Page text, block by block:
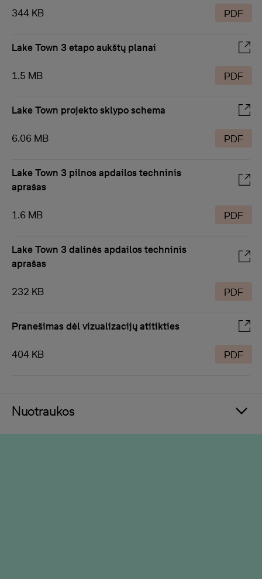
344 KB PDF
Lake Town 3 etapo aukštų planai
1.5 MB PDF
Lake Town projekto sklypo schema
6.06 MB PDF
Lake Town 3 pilnos apdailos techninis
aprašas
1.6 MB PDF
Lake Town 3 dalinės apdailos techninis
aprašas
232 KB PDF
Pranešimas dėl vizualizacijų atitikties
404 KB PDF
Nuotraukos